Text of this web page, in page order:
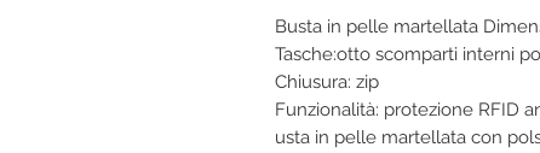
Busta in pelle martellata
Tasche:otto scomparti interni
Chiusura: zip
Funzionalità: protezione RFID
usta in pelle martellata con